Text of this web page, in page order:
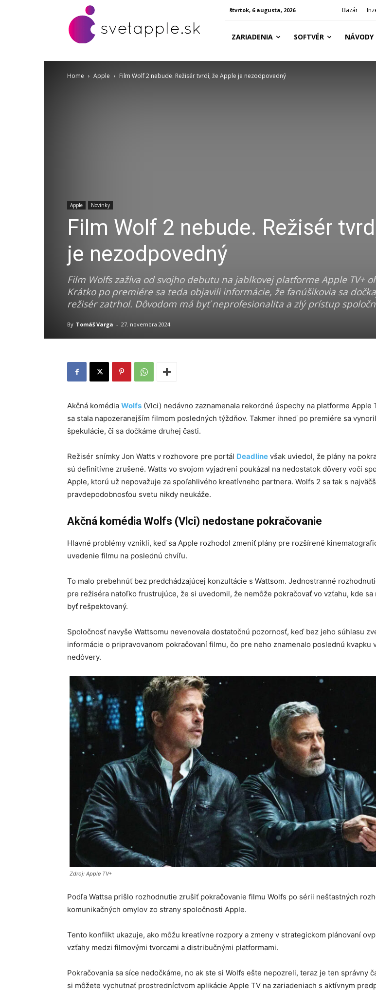
štvrtok, 6 augusta, 2026 Bazár
ZARIADENIA SOFTVÉR NÁVODY
Home Apple Film Wolf 2 nebude. Režisér tvrdí, že Apple je nezodpovedný
Apple Novinky
Film Wolf 2 nebude. Režisér
je nezodpovedný
Film Wolfs zažíva od svojho debutu na jablkovej platforme Apple TV+
Krátko po premiére sa teda objavili informácie, že fanúšikovia sa
režisér zatrhol. Dôvodom má byť neprofesionalita a zlý prístup
By Tomáš Varga - 27. novembra 2024
Akčná komédia Wolfs (Vlci) nedávno zaznamenala rekordné úspechy na platforme Apple
sa stala napozeranejším filmom posledných týždňov. Takmer ihneď po premiére sa
špekulácie, či sa dočkáme druhej časti.
Režisér snímky Jon Watts v rozhovore pre portál Deadline však uviedol, že plány na
sú definitívne zrušené. Watts vo svojom vyjadrení poukázal na nedostatok dôvery voči
Apple, ktorú už nepovažuje za spoľahlivého kreatívneho partnera. Wolfs 2 sa tak s
pravdepodobnosťou svetu nikdy neukáže.
Akčná komédia Wolfs (Vlci) nedostane pokračovanie
Hlavné problémy vznikli, keď sa Apple rozhodol zmeniť plány pre rozšírené
uvedenie filmu na poslednú chvíľu.
To malo prebehnúť bez predchádzajúcej konzultácie s Wattsom. Jednostranné
pre režiséra natoľko frustrujúce, že si uvedomil, že nemôže pokračovať vo vzťahu, kde sa
byť rešpektovaný.
Spoločnosť navyše Wattsomu nevenovala dostatočnú pozornosť, keď bez jeho súhlasu
informácie o pripravovanom pokračovaní filmu, čo pre neho znamenalo poslednú kvapku
nedôvery.
Zdroj: Apple TV+
Podľa Wattsa prišlo rozhodnutie zrušiť pokračovanie filmu Wolfs po sérii nešťastných
komunikačných omylov zo strany spoločnosti Apple.
Tento konflikt ukazuje, ako môžu kreatívne rozpory a zmeny v strategickom plánovaní
vzťahy medzi filmovými tvorcami a distribučnými platformami.
Pokračovania sa síce nedočkáme, no ak ste si Wolfs ešte nepozreli, teraz je ten správny
si môžete vychutnať prostredníctvom aplikácie Apple TV na zariadeniach s aktívnym